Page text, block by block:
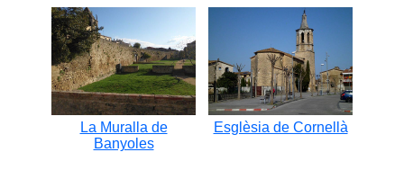
La Muralla de
Banyoles
Esglèsia de Cornellà